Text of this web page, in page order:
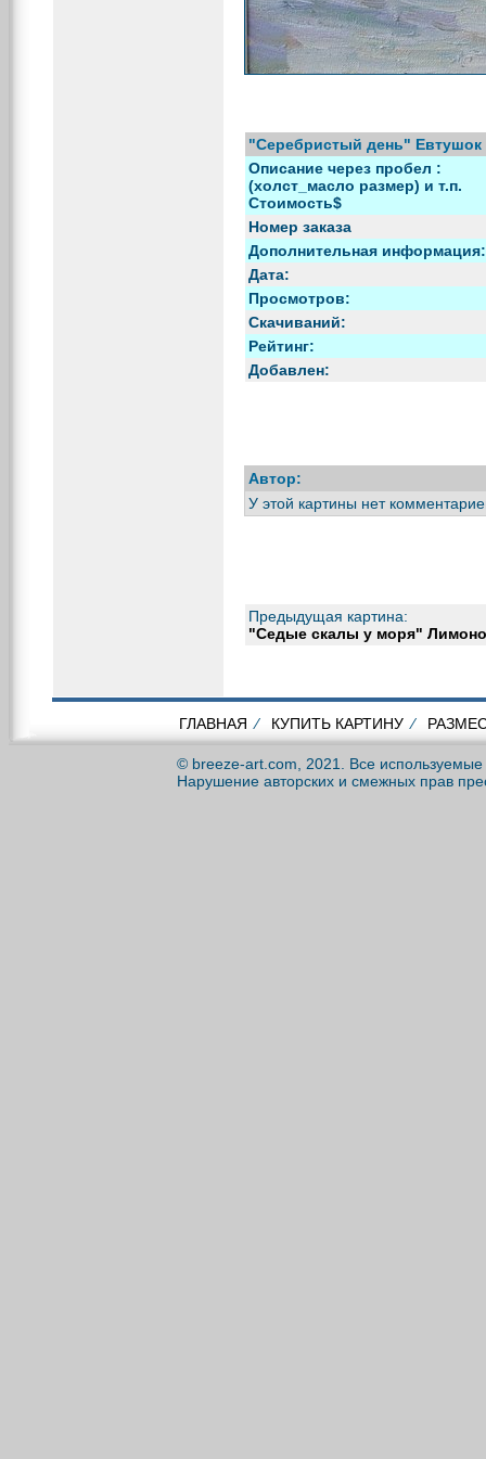
"Серебристый день"
Описание через пробел :
(холст_масло размер) и т.п.
Стоимость$
Номер заказа
Дополнительная информация:
Дата:
Просмотров:
Скачиваний:
Рейтинг:
Добавлен:
Автор:
У этой картины нет
Предыдущая картина:
"Седые скалы у моря"
ГЛАВНАЯ ⁄ КУПИТЬ КАРТИНУ⁄
© breeze-art.com, 2021. Все
Нарушение авторских и смежных прав